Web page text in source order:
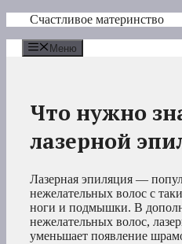
Перейти
содержимому
Счастливое материнство
Меню
Что нужно
лазерной
Лазерная эпиляция —
нежелательных волос с
ноги и подмышки. В
нежелательных волос,
уменьшает появление